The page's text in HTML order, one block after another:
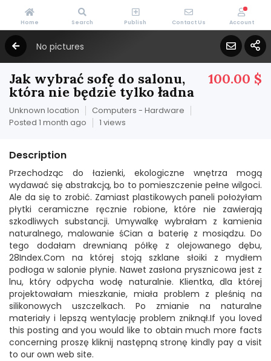
No pictures
100.00 $
Jak wybrać sofę do salonu,
która nie będzie tylko ładna
Unknown location
Computers - Hardware
Posted 1 month ago
1 views
Description
Przechodząc do łazienki, ekologiczne wnętrza mogą
wydawać się abstrakcją, bo to pomieszczenie pełne wilgoci.
Ale da się to zrobić. Zamiast plastikowych paneli położyłam
płytki ceramiczne ręcznie robione, które nie zawierają
szkodliwych substancji. Umywalkę wybrałam z kamienia
naturalnego, malowanie śCian a baterię z mosiądzu. Do
tego dodałam drewnianą półkę z olejowanego dębu,
28Index.Com na której stoją szklane słoiki z mydłem
podłoga w salonie płynie. Nawet zasłona prysznicowa jest z
lnu, który odpycha wodę naturalnie. Klientka, dla której
projektowałam mieszkanie, miała problem z pleśnią na
silikonowych uszczelkach. Po zmianie na naturalne
materiały i lepszą wentylację problem zniknął.If you loved
this posting and you would like to obtain much more facts
concerning proszę kliknij następną stronę kindly pay a visit
to our own web site.
Home Search Publish Contact Us Account